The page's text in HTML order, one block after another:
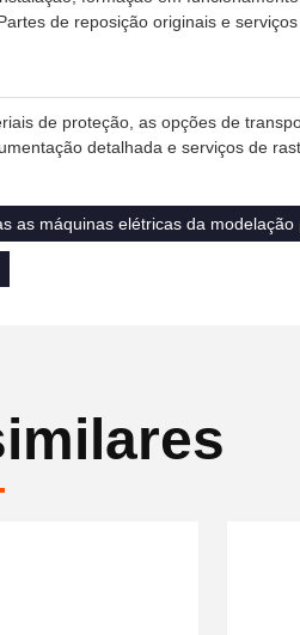
de reposição originais e
de proteção, as opções de
detalhada e serviços de
as máquinas elétricas da modelação